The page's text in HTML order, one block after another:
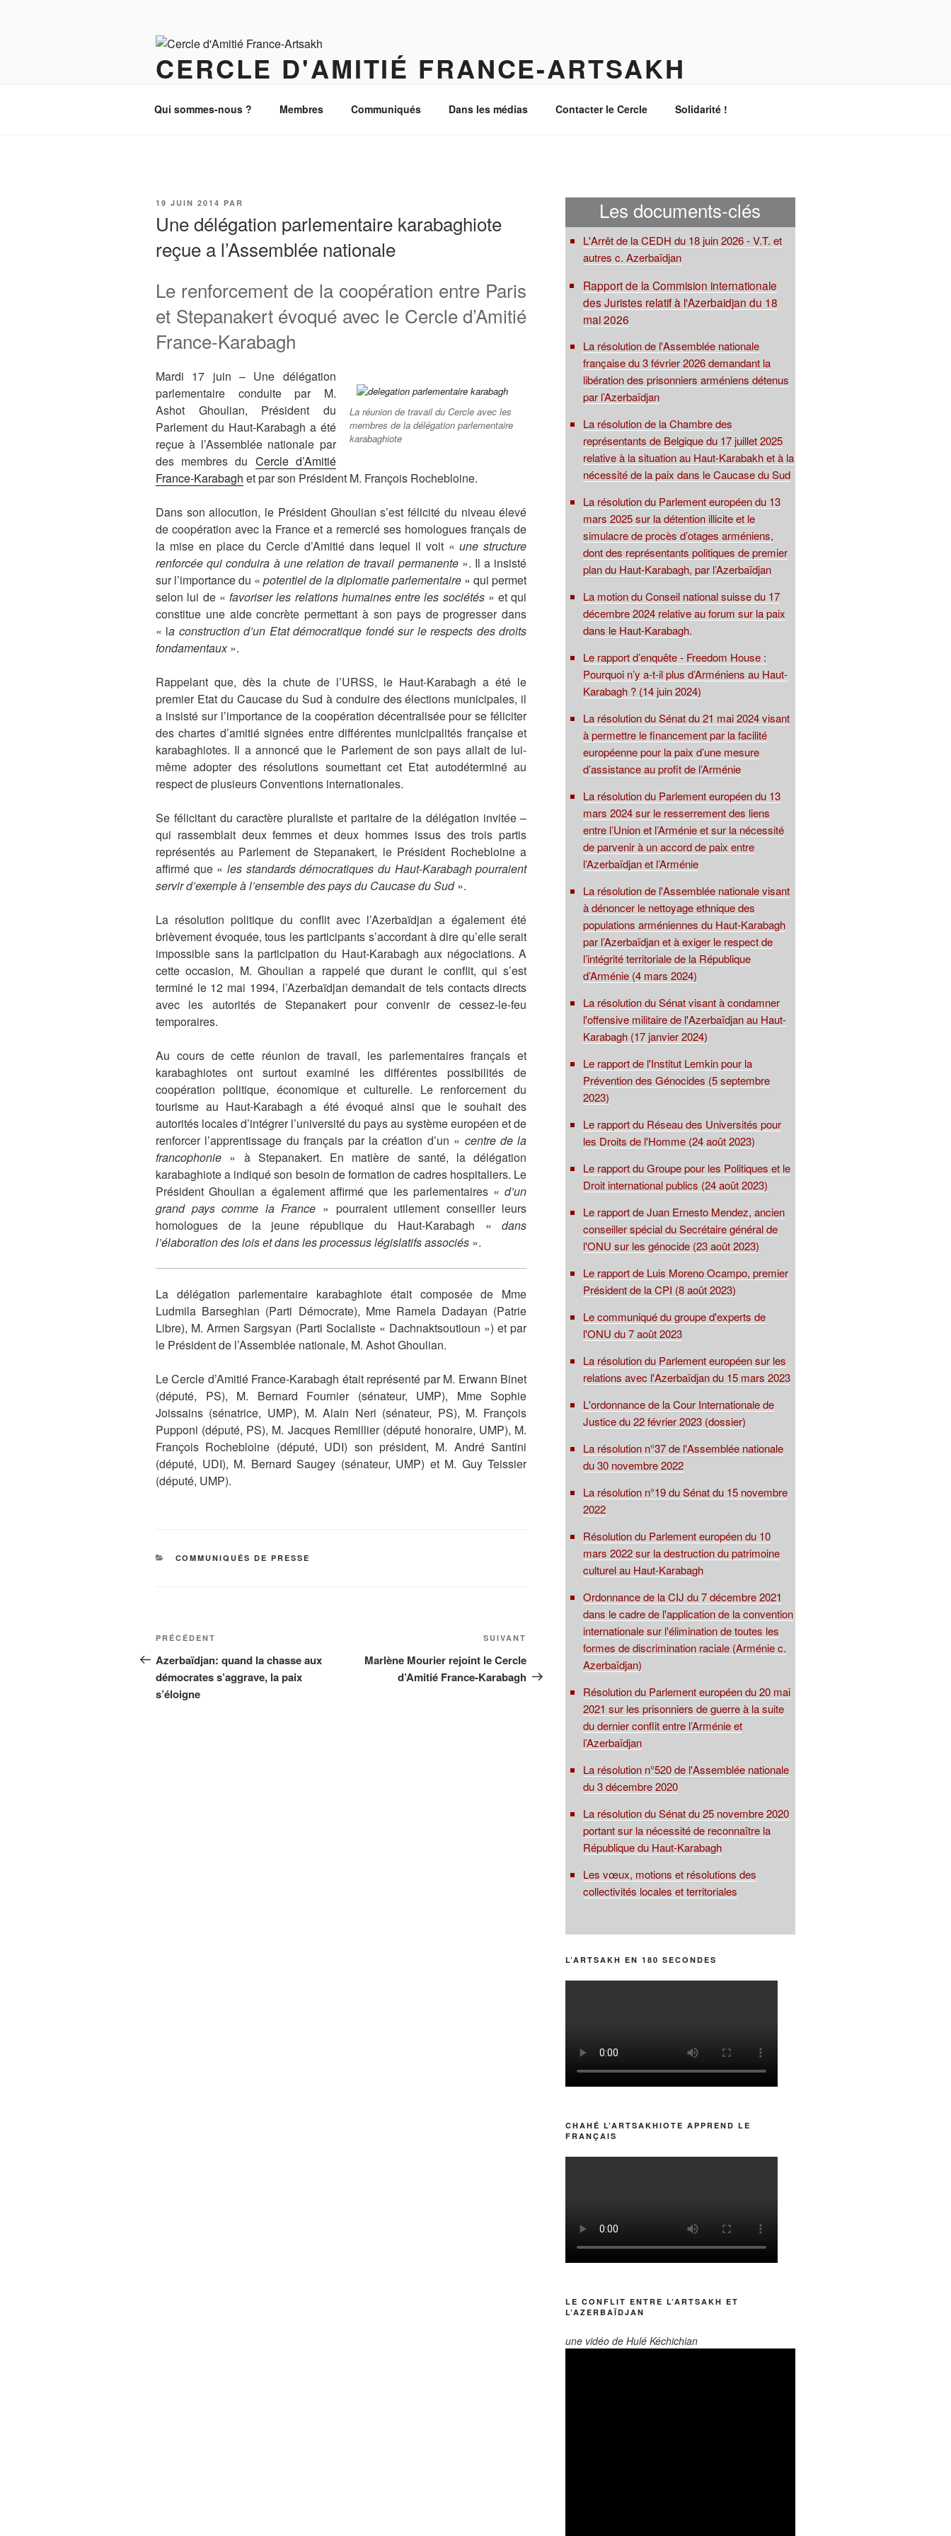
CERCLE D'AMITIÉ FRANCE-ARTSAKH
Qui sommes-nous ? Membres Communiqués Dans les médias Contacter le Cercle Solidarité !
PUBLIÉ
19 JUIN 2014 PAR
Une délégation parlementaire karabaghiote
reçue a l’Assemblée nationale
Le renforcement de la coopération entre Paris
et Stepanakert évoqué avec le Cercle d’Amitié
France-Karabagh
La réunion de travail du Cercle avec les
membres de la délégation parlementaire
karabaghiote
Mardi 17 juin – Une délégation
parlementaire conduite par M.
Ashot Ghoulian, Président du
Parlement du Haut-Karabagh a été
reçue à l’Assemblée nationale par
des membres du Cercle d’Amitié
France-Karabagh et par son Président M. François Rochebloine.
Dans son allocution, le Président Ghoulian s’est félicité du niveau élevé
de coopération avec la France et a remercié ses homologues français de
la mise en place du Cercle d’Amitié dans lequel il voit «une structure
renforcée qui conduira à une relation de travail permanente». Il a insisté
sur l’importance du «potentiel de la diplomatie parlementaire » qui permet
selon lui de « favoriser les relations humaines entre les sociétés » et qui
constitue une aide concrète permettant à son pays de progresser dans
« la construction d’un Etat démocratique fondé sur le respects des droits
fondamentaux».
Rappelant que, dès la chute de l’URSS, le Haut-Karabagh a été le
premier Etat du Caucase du Sud à conduire des élections municipales, il
a insisté sur l’importance de la coopération décentralisée pour se féliciter
des chartes d’amitié signées entre différentes municipalités française et
karabaghiotes. Il a annoncé que le Parlement de son pays allait de lui-
même adopter des résolutions soumettant cet Etat autodéterminé au
respect de plusieurs Conventions internationales.
Se félicitant du caractère pluraliste et paritaire de la délégation invitée –
qui rassemblait deux femmes et deux hommes issus des trois partis
représentés au Parlement de Stepanakert, le Président Rochebloine a
affirmé que « les standards démocratiques du Haut-Karabagh pourraient
servir d’exemple à l’ensemble des pays du Caucase du Sud».
La résolution politique du conflit avec l’Azerbaïdjan a également été
brièvement évoquée, tous les participants s’accordant à dire qu’elle serait
impossible sans la participation du Haut-Karabagh aux négociations. A
cette occasion, M. Ghoulian a rappelé que durant le conflit, qui s’est
terminé le 12 mai 1994, l’Azerbaïdjan demandait de tels contacts directs
avec les autorités de Stepanakert pour convenir de cessez-le-feu
temporaires.
Au cours de cette réunion de travail, les parlementaires français et
karabaghiotes ont surtout examiné les différentes possibilités de
coopération politique, économique et culturelle. Le renforcement du
tourisme au Haut-Karabagh a été évoqué ainsi que le souhait des
autorités locales d’intégrer l’université du pays au système européen et de
renforcer l’apprentissage du français par la création d’un « centre de la
francophonie » à Stepanakert. En matière de santé, la délégation
karabaghiote a indiqué son besoin de formation de cadres hospitaliers. Le
Président Ghoulian a également affirmé que les parlementaires «d’un
grand pays comme la France » pourraient utilement conseiller leurs
homologues de la jeune république du Haut-Karabagh «dans
l’élaboration des lois et dans les processus législatifs associés ».
La délégation parlementaire karabaghiote était composée de Mme
Ludmila Barseghian (Parti Démocrate), Mme Ramela Dadayan (Patrie
Libre), M. Armen Sargsyan (Parti Socialiste « Dachnaktsoutioun ») et par
le Président de l’Assemblée nationale, M. Ashot Ghoulian.
Le Cercle d’Amitié France-Karabagh était représenté par M. Erwann Binet
(député, PS), M. Bernard Fournier (sénateur, UMP), Mme Sophie
Joissains (sénatrice, UMP), M. Alain Neri (sénateur, PS), M. François
Pupponi (député, PS), M. Jacques Remillier (député honoraire, UMP), M.
François Rochebloine (député, UDI) son président, M. André Santini
(député, UDI), M. Bernard Saugey (sénateur, UMP) et M. Guy Teissier
(député, UMP).
CATÉGORIES
COMMUNIQUÉS DE PRESSE
Navigation
de
l’article
Article
précédent
PRÉCÉDENT
Azerbaïdjan: quand la chasse aux
démocrates s’aggrave, la paix
s’éloigne
suivant
SUIVANT
Marlène Mourier rejoint le Cercle
d’Amitié France-Karabagh
Les documents-clés
L'Arrêt de la CEDH du 18 juin 2026 - V.T. et
autres c. Azerbaïdjan
Rapport de la Commision internationale
des Juristes relatif à l'Azerbaidjan du 18
mai 2026
La résolution de l'Assemblée nationale
française du 3 février 2026 demandant la
libération des prisonniers arméniens détenus
par l’Azerbaïdjan
La résolution de la Chambre des
représentants de Belgique du 17 juillet 2025
relative à la situation au Haut-Karabakh et à la
nécessité de la paix dans le Caucase du Sud
La résolution du Parlement européen du 13
mars 2025 sur la détention illicite et le
simulacre de procès d’otages arméniens,
dont des représentants politiques de premier
plan du Haut-Karabagh, par l’Azerbaïdjan
La motion du Conseil national suisse du 17
décembre 2024 relative au forum sur la paix
dans le Haut-Karabagh.
Le rapport d’enquête - Freedom House :
Pourquoi n’y a-t-il plus d’Arméniens au Haut-
Karabagh ? (14 juin 2024)
La résolution du Sénat du 21 mai 2024 visant
à permettre le financement par la facilité
européenne pour la paix d’une mesure
d’assistance au profit de l’Arménie
La résolution du Parlement européen du 13
mars 2024 sur le resserrement des liens
entre l’Union et l’Arménie et sur la nécessité
de parvenir à un accord de paix entre
l’Azerbaïdjan et l’Arménie
La résolution de l'Assemblée nationale visant
à dénoncer le nettoyage ethnique des
populations arméniennes du Haut-Karabagh
par l’Azerbaïdjan et à exiger le respect de
l’intégrité territoriale de la République
d’Arménie (4 mars 2024)
La résolution du Sénat visant à condamner
l'offensive militaire de l'Azerbaïdjan au Haut-
Karabagh (17 janvier 2024)
Le rapport de l'Institut Lemkin pour la
Prévention des Génocides (5 septembre
2023)
Le rapport du Réseau des Universités pour
les Droits de l'Homme (24 août 2023)
Le rapport du Groupe pour les Politiques et le
Droit international publics (24 août 2023)
Le rapport de Juan Ernesto Mendez, ancien
conseiller spécial du Secrétaire général de
l'ONU sur les génocide (23 août 2023)
Le rapport de Luis Moreno Ocampo, premier
Président de la CPI (8 août 2023)
Le communiqué du groupe d'experts de
l'ONU du 7 août 2023
La résolution du Parlement européen sur les
relations avec l'Azerbaïdjan du 15 mars 2023
L'ordonnance de la Cour Internationale de
Justice du 22 février 2023 (dossier)
La résolution n°37 de l'Assemblée nationale
du 30 novembre 2022
La résolution n°19 du Sénat du 15 novembre
2022
Résolution du Parlement européen du 10
mars 2022 sur la destruction du patrimoine
culturel au Haut-Karabagh
Ordonnance de la CIJ du 7 décembre 2021
dans le cadre de l'application de la convention
internationale sur l'élimination de toutes les
formes de discrimination raciale (Arménie c.
Azerbaïdjan)
Résolution du Parlement européen du 20 mai
2021 sur les prisonniers de guerre à la suite
du dernier conflit entre l’Arménie et
l’Azerbaïdjan
La résolution n°520 de l'Assemblée nationale
du 3 décembre 2020
La résolution du Sénat du 25 novembre 2020
portant sur la nécessité de reconnaître la
République du Haut-Karabagh
Les vœux, motions et résolutions des
collectivités locales et territoriales
L’ARTSAKH EN 180 SECONDES
CHAHÉ L’ARTSAKHIOTE APPREND LE
FRANÇAIS
LE CONFLIT ENTRE L’ARTSAKH ET
L’AZERBAÏDJAN
une vidéo de Hulé Kéchichian